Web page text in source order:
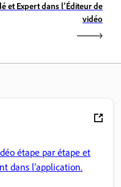
et Expert dans l’Éditeur de
vidéo
étape par étape et
dans l’application.